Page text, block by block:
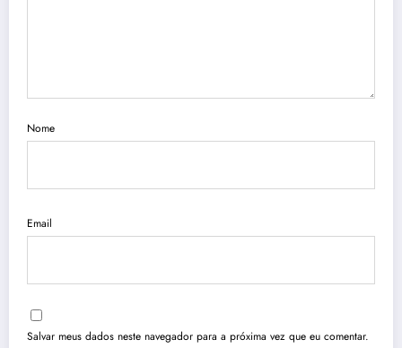
Nome
Email
Salvar meus dados neste navegador para a próxima vez que eu comentar.